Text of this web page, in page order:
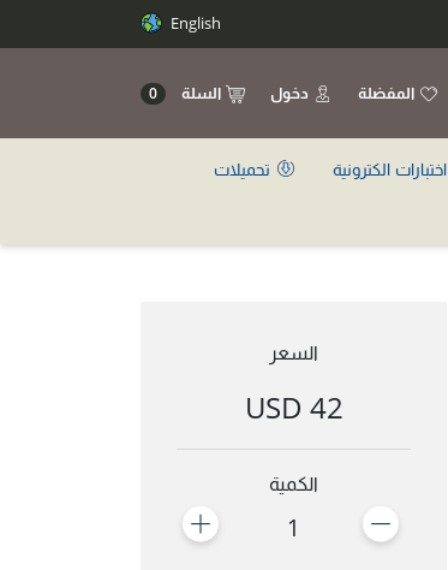
English
المفضلة دخول السلة 0
اختبارات الكترونية
تحميلات
السعر
42 USD
الكمية
1